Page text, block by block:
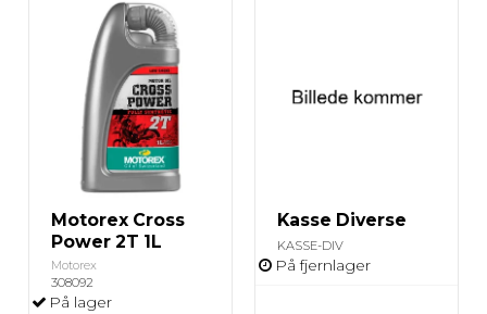
Motorex Cross
Power 2T 1L
Motorex
308092
På lager
Kasse Diverse
KASSE-DIV
På fjernlager